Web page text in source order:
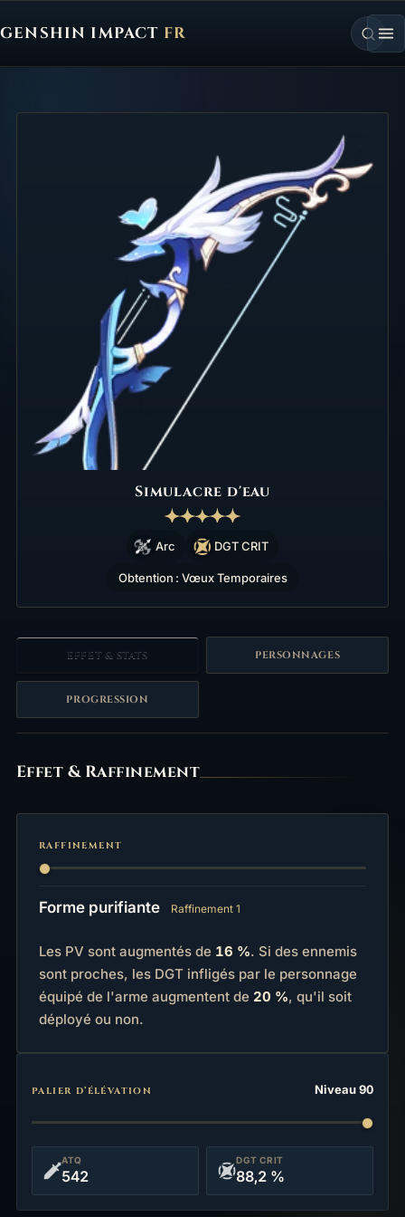
GENSHIN IMPACT FR
Genshin Impact FR, retour à l'accueil
EFFET & STATS PERSONNAGES
PROGRESSION
Effet
Effet & Raffinement
RAFFINEMENT
Forme purifiante Raffinement 1
Les PV sont augmentés de 16 %. Si des ennemis
sont proches, les DGT infligés par le personnage
équipé de l'arme augmentent de 20 %, qu'il soit
déployé ou non.
PALIER D’ÉLÉVATION Niveau 90
ATQ
542
DGT CRIT
88,2 %
Simulacre d'eau
Arc DGT CRIT
Obtention : Vœux Temporaires